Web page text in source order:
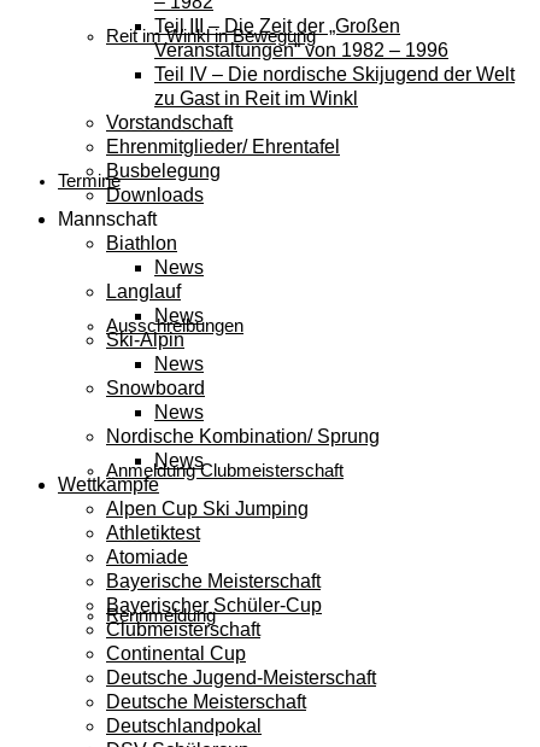
Reit im Winkl in Bewegung
Termine
Ausschreibungen
Anmeldung Clubmeisterschaft
Rennmeldung
Teil III – Die Zeit der „Großen
Veranstaltungen“ von 1982 – 1996
Teil IV – Die nordische Skijugend der Welt
zu Gast in Reit im Winkl
Vorstandschaft
Ehrenmitglieder/ Ehrentafel
Busbelegung
Downloads
Mannschaft
Biathlon
News
Langlauf
News
Ski-Alpin
News
Snowboard
News
Nordische Kombination/ Sprung
News
Wettkämpfe
Alpen Cup Ski Jumping
Athletiktest
Atomiade
Bayerische Meisterschaft
Bayerischer Schüler-Cup
Clubmeisterschaft
Continental Cup
Deutsche Jugend-Meisterschaft
Deutsche Meisterschaft
Deutschlandpokal